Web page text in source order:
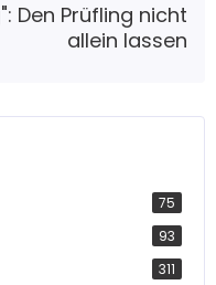
Den Prüfling nicht
allein lassen
75
93
311